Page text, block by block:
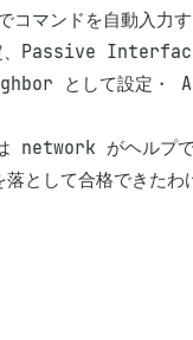
ンドを自動入力す
、Passive
として設定・
network がヘルプ
として合格できた